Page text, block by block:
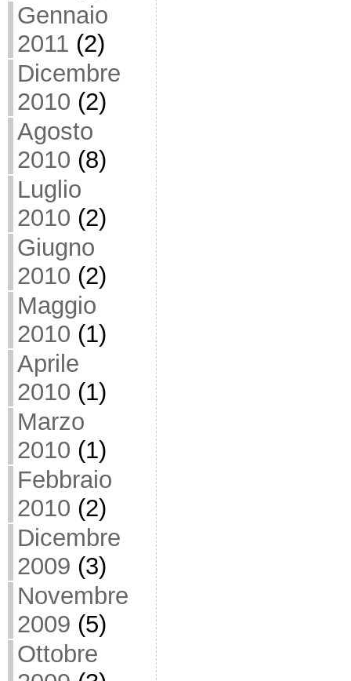
Gennaio
2011 (2)
Dicembre
2010 (2)
Agosto
2010 (8)
Luglio
2010 (2)
Giugno
2010 (2)
Maggio
2010 (1)
Aprile
2010 (1)
Marzo
2010 (1)
Febbraio
2010 (2)
Dicembre
2009 (3)
Novembre
2009 (5)
Ottobre